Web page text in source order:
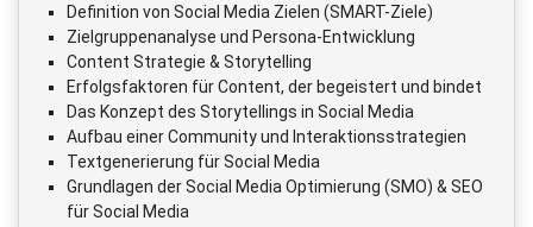
Definition von Social Media Zielen (SMART-Ziele)
Zielgruppenanalyse und Persona-Entwicklung
Content Strategie & Storytelling
Erfolgsfaktoren für Content, der begeistert und bindet
Das Konzept des Storytellings in Social Media
Aufbau einer Community und Interaktionsstrategien
Textgenerierung für Social Media
Grundlagen der Social Media Optimierung (SMO) & SEO
für Social Media